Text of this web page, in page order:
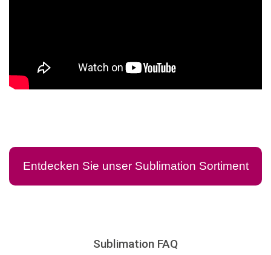
Entdecken Sie unser Sublimation Sortiment
Sublimation FAQ